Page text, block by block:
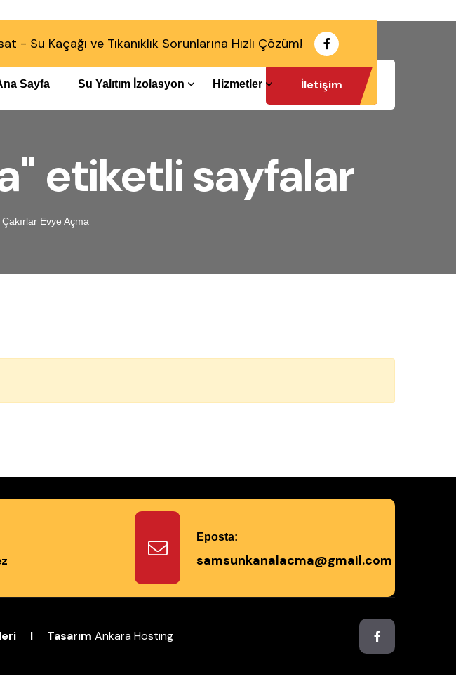
- Su Kaçağı ve Tıkanıklık Sorunlarına Hızlı Çözüm!
Sayfa Su Yalıtım İzolasyon Hizmetler İletişim
etiketli sayfalar
Çakırlar Evye Açma
Eposta:
samsunkanalacma@gmail.com
I Tasarım Ankara Hosting